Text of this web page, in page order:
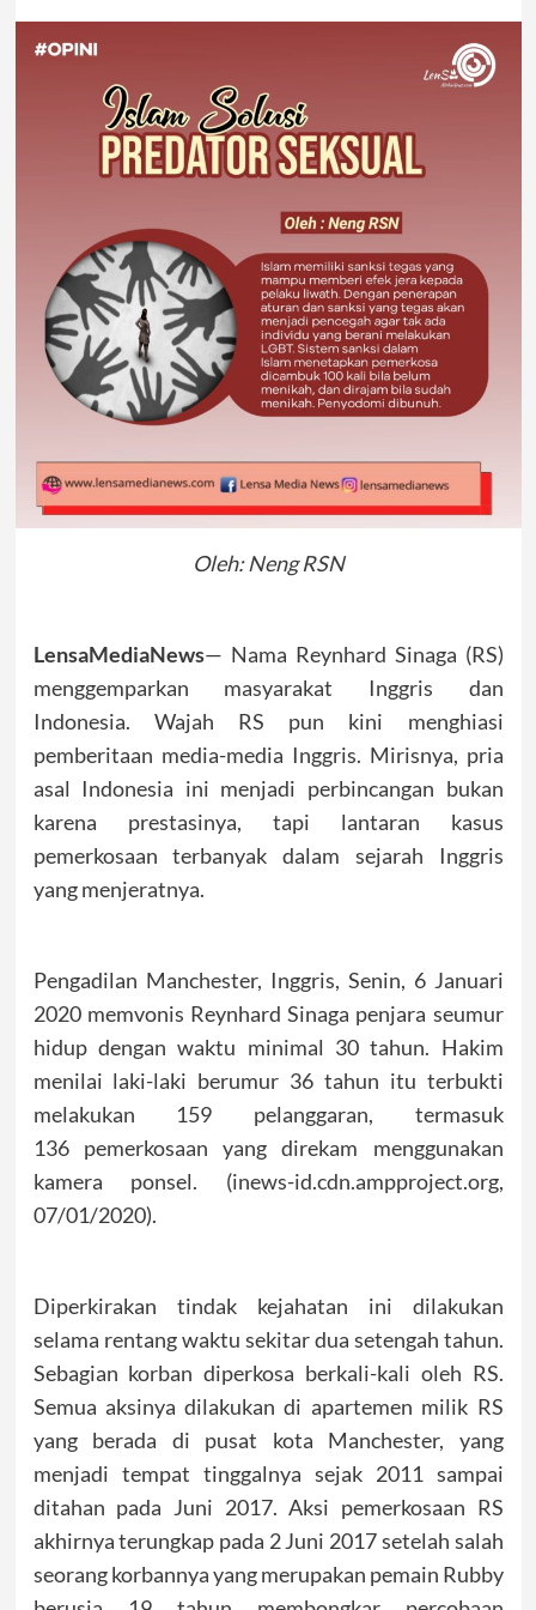
Oleh: Neng RSN
LensaMediaNews— Nama Reynhard Sinaga (RS)
menggemparkan masyarakat Inggris dan
Indonesia. Wajah RS pun kini menghiasi
pemberitaan media-media Inggris. Mirisnya, pria
asal Indonesia ini menjadi perbincangan bukan
karena prestasinya, tapi lantaran kasus
pemerkosaan terbanyak dalam sejarah Inggris
yang menjeratnya.
Pengadilan Manchester, Inggris, Senin, 6 Januari
2020 memvonis Reynhard Sinaga penjara seumur
hidup dengan waktu minimal 30 tahun. Hakim
menilai laki-laki berumur 36 tahun itu terbukti
melakukan 159 pelanggaran, termasuk
136 pemerkosaan yang direkam menggunakan
kamera ponsel. (inews-id.cdn.ampproject.org,
07/01/2020).
Diperkirakan tindak kejahatan ini dilakukan
selama rentang waktu sekitar dua setengah tahun.
Sebagian korban diperkosa berkali-kali oleh RS.
Semua aksinya dilakukan di apartemen milik RS
yang berada di pusat kota Manchester, yang
menjadi tempat tinggalnya sejak 2011 sampai
ditahan pada Juni 2017. Aksi pemerkosaan RS
akhirnya terungkap pada 2 Juni 2017 setelah salah
seorang korbannya yang merupakan pemain Rubby